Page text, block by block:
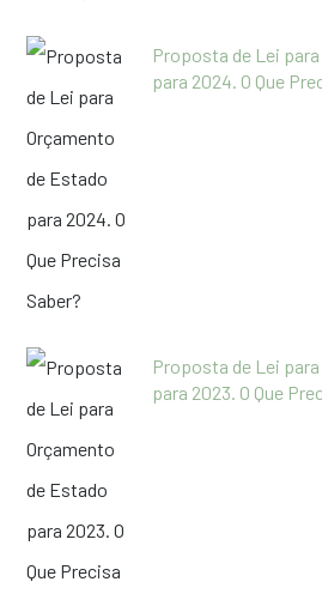
Proposta de Lei
para 2024. O Que
Proposta de Lei
para 2023. O Que